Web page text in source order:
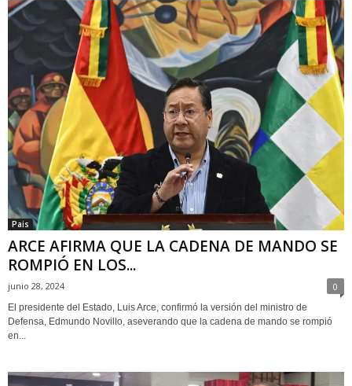
Pais
ARCE AFIRMA QUE LA CADENA DE MANDO SE
ROMPIÓ EN LOS...
junio 28, 2024 0
El presidente del Estado, Luis Arce, confirmó la versión del ministro de
Defensa, Edmundo Novillo, aseverando que la cadena de mando se rompió
en...